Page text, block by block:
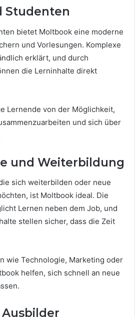
Studenten
bietet Moltbook eine moderne
und Vorlesungen. Komplexe
erklärt, und durch
die Lerninhalte direkt
Lernende von der Möglichkeit,
und sich über
und Weiterbildung
sich weiterbilden oder neue
ist Moltbook ideal. Die
Lernen neben dem Job, und
stellen sicher, dass die Zeit
wie Technologie, Marketing oder
helfen, sich schnell an neue